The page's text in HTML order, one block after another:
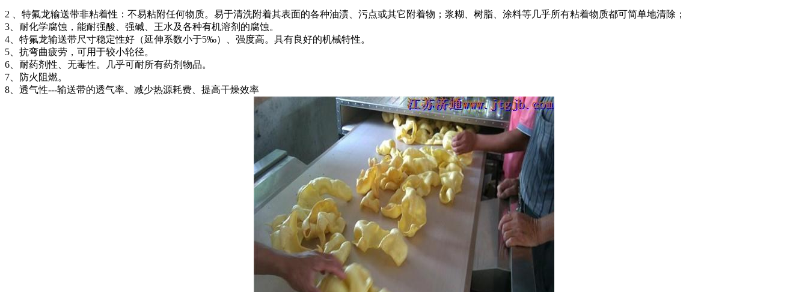
2 、特氟龙输送带非粘着性：不易粘附任何物质。易于清洗附着其表面的各种油渍、污点或其它附着物；浆糊、树脂、涂料等几乎所有粘着物质都可简单地清除；
3、耐化学腐蚀，能耐强酸、强碱、王水及各种有机溶剂的腐蚀。
4、特氟龙输送带尺寸稳定性好（延伸系数小于5‰）、强度高。具有良好的机械特性。
5、抗弯曲疲劳，可用于较小轮径。
6、耐药剂性、无毒性。几乎可耐所有药剂物品。
7、防火阻燃。
8、透气性---输送带的透气率、减少热源耗费、提高干燥效率